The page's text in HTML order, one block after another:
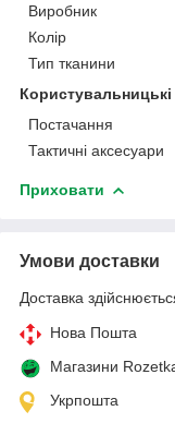
Виробник
Колір
Тип тканини
Постачання
Тактичні аксесуари
Приховати
Умови доставки
Доставка
Нова Пошта
Магазини
Укрпошта